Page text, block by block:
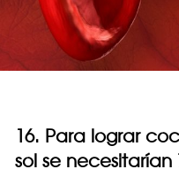
16. Para lograr
sol se necesitarían